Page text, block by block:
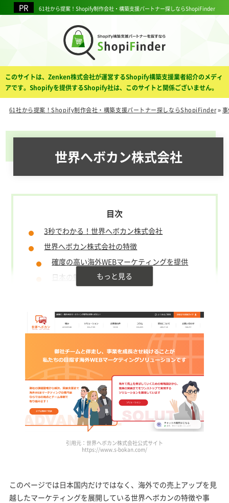
61社から提案！Shopify制作会社・構築支援パートナー探しならShopiFinder
このサイトは、Zenken株式会社が運営するShopify構築支援業者紹介のメディ
アです。Shopifyを提供するShopify社は、このサイトと関係ございません。
61社から提案！Shopify制作会社・構築支援パートナー探しならShopiFinder»
世界へボカン株式会社
3秒でわかる！世界へボカン株式会社
世界へボカン株式会社の特徴
確度の高い海外WEBマーケティングを提供
日本の魅力を世界へ届ける
サムライアロハ
世界へボカン株式会社の構築費用と納期
世界へボカン株式会社がおすすめな企業・不向
きな企業
世界へボカンに依頼すべきケース
別の会社を検討すべきケース
まとめ
世界へボカン株式会社の会社概要
世界へボカン株式会社に関するよくある質問
（FAQ）引用元：世界へボカン株式会社公式サイト
https://www.s-bokan.com/
このページでは日本国内だけではなく、海外での売上アップを見
越したマーケティングを展開している世界ヘボカンの特徴や事